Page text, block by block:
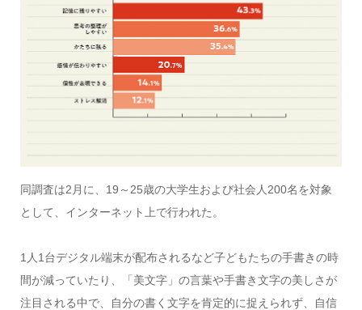
同調査は2月に、19～25歳の大学生および社会人200名を対象
として、インターネット上で行われた。
1人1台デジタル端末が配布されるなど子どもたちの手書きの時
間が減っていたり、「美文字」の言葉や手書き文字の美しさが
注目される中で、自分の書く文字を肯定的に捉えられず、自信